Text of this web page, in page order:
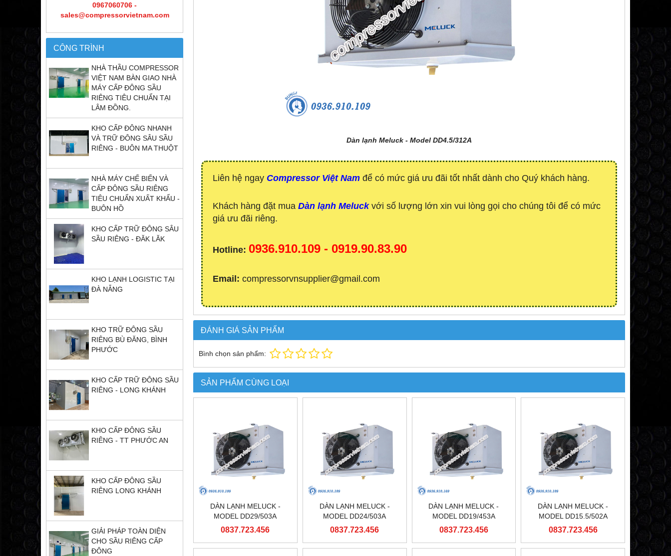
0967060706 -
sales@compressorvietnam.com
CÔNG TRÌNH
NHÀ THẦU COMPRESSOR
VIỆT NAM BÀN GIAO NHÀ
MÁY CẤP ĐÔNG SẦU
RIÊNG TIÊU CHUẨN TẠI
LÂM ĐỒNG.
KHO CẤP ĐÔNG NHANH
VÀ TRỮ ĐÔNG SÂU SẦU
RIÊNG - BUÔN MA THUỘT
NHÀ MÁY CHẾ BIẾN VÀ
CẤP ĐÔNG SẦU RIÊNG
TIÊU CHUẨN XUẤT KHẨU -
BUÔN HỒ
KHO CẤP TRỮ ĐÔNG SÂU
SẦU RIÊNG - ĐĂK LĂK
KHO LẠNH LOGISTIC TẠI
ĐÀ NẴNG
KHO TRỮ ĐÔNG SẦU
RIÊNG BÙ ĐĂNG, BÌNH
PHƯỚC
KHO CẤP TRỮ ĐÔNG SẦU
RIÊNG - LONG KHÁNH
KHO CẤP ĐÔNG SẦU
RIÊNG - TT PHƯỚC AN
KHO CẤP ĐÔNG SẦU
RIÊNG LONG KHÁNH
GIẢI PHÁP TOÀN DIỆN
CHO SẦU RIÊNG CẤP
ĐÔNG
Dàn lạnh Meluck - Model DD4.5/312A
Liên hệ ngay Compressor Việt Nam để có mức giá ưu đãi tốt nhất dành cho Quý khách hàng.
Khách hàng đặt mua Dàn lạnh Meluck với số lượng lớn xin vui lòng gọi cho chúng tôi để có mức
giá ưu đãi riêng.
Hotline: 0936.910.109 - 0919.90.83.90
Email: compressorvnsupplier@gmail.com
ĐÁNH GIÁ SẢN PHẨM
Bình chọn sản phẩm:
SẢN PHẨM CÙNG LOẠI
DÀN LẠNH MELUCK -
MODEL DD29/503A
0837.723.456
DÀN LẠNH MELUCK -
MODEL DD24/503A
0837.723.456
DÀN LẠNH MELUCK -
MODEL DD19/453A
0837.723.456
DÀN LẠNH MELUCK -
MODEL DD15.5/502A
0837.723.456